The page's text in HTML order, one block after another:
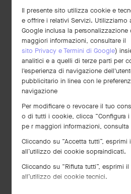
Bracciale Perlée
modello
Oro rosa
€ 7'700
Il presente sito utilizza cookie e
e offrire i relativi Servizi. Utilizziamo
Google inclusa la personalizzazione
maggiori informazioni, consultare il
sito Privacy e Termini di Google)
analitici e a quelli di terze parti per
l'esperienza di navigazione
pubblicitario in linea con le
navigazione
Per modificare o revocare il tuo
o di tutti i cookie, clicca “Configura
pe r maggiori informazioni, consulta
Cliccando su “Accetta tutti”,
all’utilizzo dei cookie sopraindicati.
Cliccando su “Rifiuta tutti”, esprimi
all’utilizzo dei cookie tecnici.